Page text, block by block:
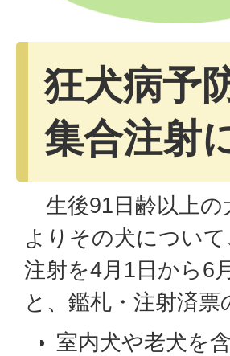
狂犬病予
集合注射
生後91日齢以上の
よりその犬につい
注射を4月1日から6
と、鑑札・注射済
室内犬や老犬を